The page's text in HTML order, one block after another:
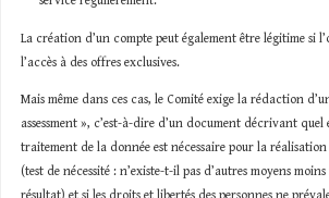
La création d’un compte peut également être légitime si
l’accès à des offres exclusives.
Mais même dans ces cas, le Comité exige la rédaction
assessment », c’est-à-dire d’un document décrivant quel
traitement de la donnée est nécessaire pour la
(test de nécessité : n’existe-t-il pas d’autres moyens